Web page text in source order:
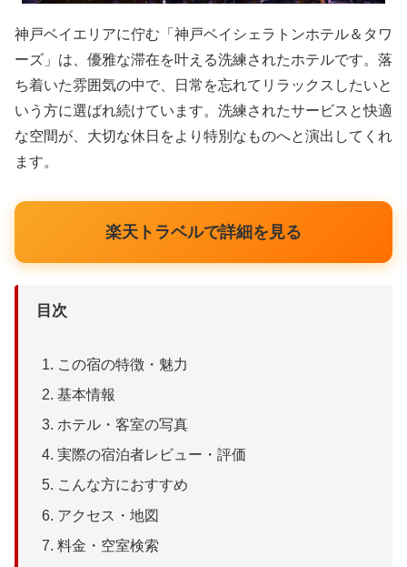
神戸ベイエリアに佇む「神戸ベイシェラトンホテル＆タワ
ーズ」は、優雅な滞在を叶える洗練されたホテルです。落
ち着いた雰囲気の中で、日常を忘れてリラックスしたいと
いう方に選ばれ続けています。洗練されたサービスと快適
な空間が、大切な休日をより特別なものへと演出してくれ
ます。
楽天トラベルで詳細を見る
目次
この宿の特徴・魅力
基本情報
ホテル・客室の写真
実際の宿泊者レビュー・評価
こんな方におすすめ
アクセス・地図
料金・空室検索